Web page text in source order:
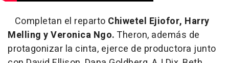
Completan el reparto Chiwetel Ejiofor, Harry
Melling y Veronica Ngo. Theron, además de
protagonizar la cinta, ejerce de productora junto